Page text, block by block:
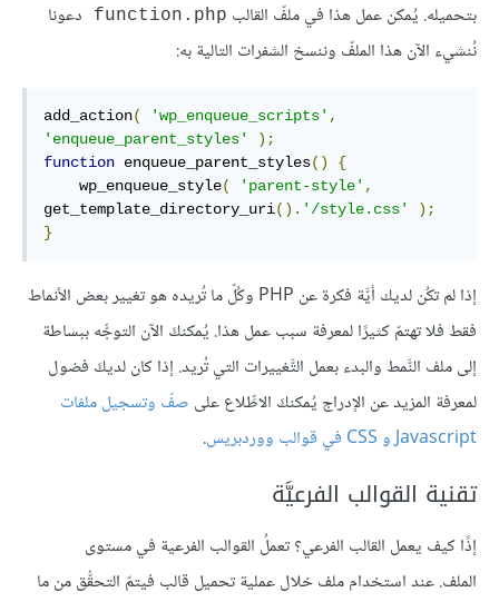
بتحميله. يُمكن عمل هذا في ملفّ القالب function.php
دعونا
نُنشيء الآن هذا الملفّ وننسخ الشفرات التالية به:
add_action( 'wp_enqueue_scripts' ,
'enqueue_parent_styles'
);
function enqueue_parent_styles()
{
    wp_enqueue_style
( 'parent-style' ,
get_template_directory_uri(). '/style.css'
);
}
إذا لم تكُن لديك أيَّة فكرة عن PHP وكُلّ ما تُريده هو تغيير بعض الأنماط
فقط فلا تهتمّ كثيرًا لمعرفة سبب عمل هذا. يُمكنكَ الآن التوجُّه ببساطة
إلى ملف النَّمط والبدء بعمل التَّغييرات التي تُريد. إذا كان لديكَ فضول
لمعرفة المزيد عن الإدراج يُمكنكَ الاطِّلاع على صفّ وتسجيل ملفات
Javascript و CSS في قوالب ووردبريس
.
تقنية القوالب الفرعيَّة
إذًا كيف يعمل القالب الفرعي؟ تعملُ القوالب الفرعية في مستوى
الملف. عند استخدام ملف خلال عملية تحميل قالب فيتمّ التحقُّق من ما